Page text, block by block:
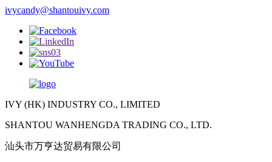
ivycandy@shantouivy.com
IVY (HK) INDUSTRY CO., LIMITED
SHANTOU WANHENGDA TRADING CO., LTD.
汕头市万亨达贸易有限公司